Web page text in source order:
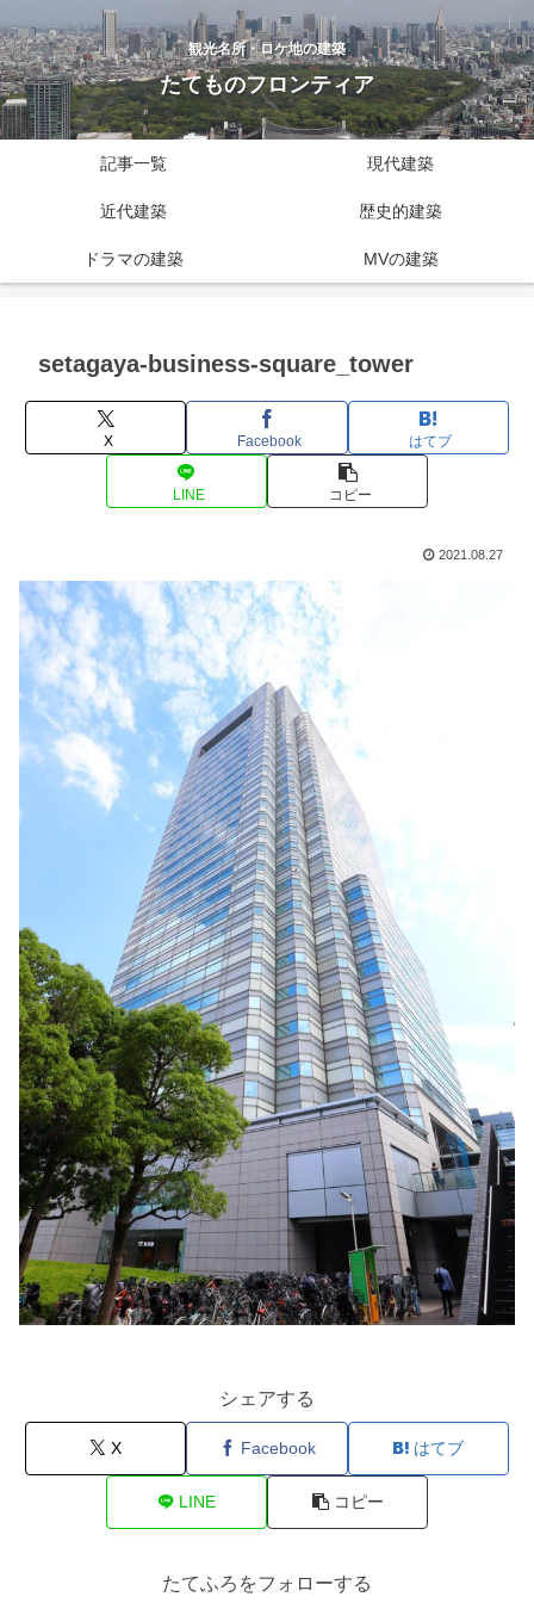
観光名所・ロケ地の建築
たてものフロンティア
記事一覧 現代建築
近代建築 歴史的建築
ドラマの建築 MVの建築
setagaya-business-square_tower
X Facebook はてブ
LINE コピー
2021.08.27
シェアする
X Facebook はてブ
LINE コピー
たてふろをフォローする